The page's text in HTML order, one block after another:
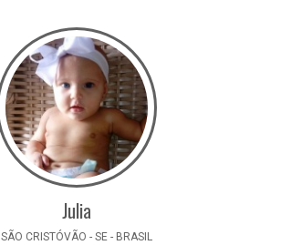
Julia
SÃO CRISTÓVÃO - SE - BRASIL